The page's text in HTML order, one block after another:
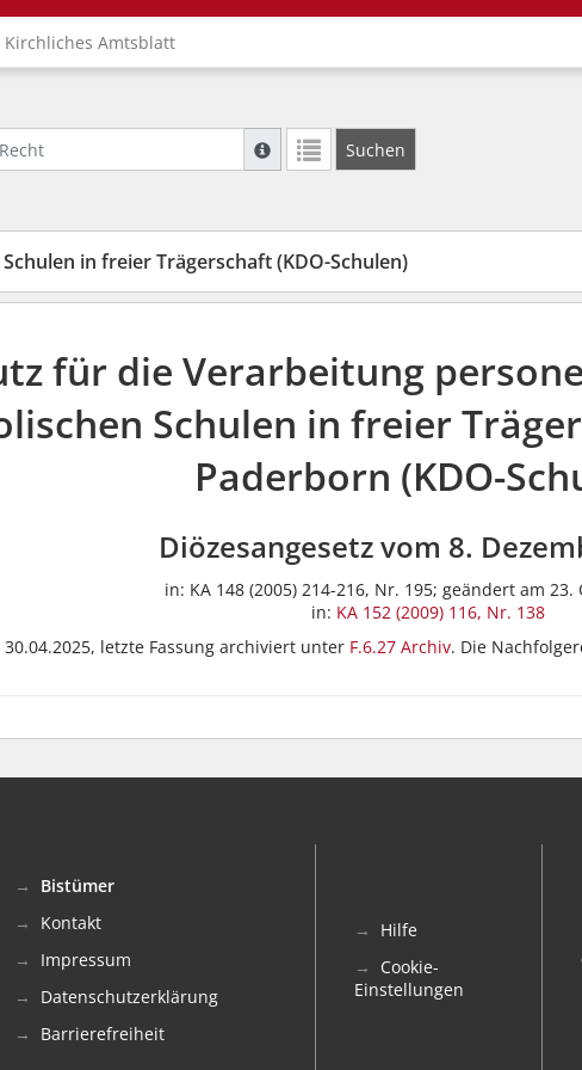
Kirchliches Amtsblatt
Suche mit Platzhalter "*", Bsp. Pfarrer*,
Suchen
in freier Trägerschaft (KDO-Schulen)
für die Verarbeitung
Schulen in freier
Paderborn (KDO-
Diözesangesetz vom 8.
in: KA 148 (2005) 214-216, Nr. 195; geändert am 23.
in: KA 152 (2009) 116, Nr. 138
letzte Fassung archiviert unter F.6.27 Archiv. Die
Bistümer
Kontakt
Impressum
Datenschutzerklärung
Barrierefreiheit
Hilfe
Cookie-
Einstellungen